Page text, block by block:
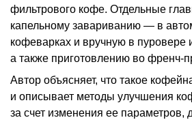
фильтрового кофе. Отдельные
капельному завариванию — в
кофеварках и вручную в пуровере
а также приготовлению во френч-
Автор объясняет, что такое
и описывает методы улучшения
за счет изменения ее параметров,